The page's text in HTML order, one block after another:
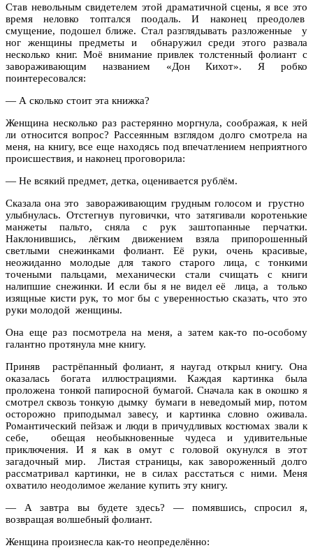
Став невольным свидетелем этой драматичной сцены, я все это
время неловко топтался поодаль. И наконец преодолев
смущение, подошел ближе. Стал разглядывать разложенные у
ног женщины предметы и обнаружил среди этого развала
несколько книг. Моё внимание привлек толстенный фолиант с
завораживающим названием «Дон Кихот». Я робко
поинтересовался:
— А сколько стоит эта книжка?
Женщина несколько раз растерянно моргнула, соображая, к ней
ли относится вопрос? Рассеянным взглядом долго смотрела на
меня, на книгу, все еще находясь под впечатлением неприятного
происшествия, и наконец проговорила:
— Не всякий предмет, детка, оценивается рублём.
Сказала она это завораживающим грудным голосом и грустно
улыбнулась. Отстегнув пуговички, что затягивали коротенькие
манжеты пальто, сняла с рук заштопанные перчатки.
Наклонившись, лёгким движением взяла припорошенный
светлыми снежинками фолиант. Её руки, очень красивые,
неожиданно молодые для такого старого лица, с тонкими
точеными пальцами, механически стали счищать с книги
налипшие снежинки. И если бы я не видел её лица, а только
изящные кисти рук, то мог бы с уверенностью сказать, что это
руки молодой женщины.
Она еще раз посмотрела на меня, а затем как-то по-особому
галантно протянула мне книгу.
Приняв растрёпанный фолиант, я наугад открыл книгу. Она
оказалась богата иллюстрациями. Каждая картинка была
проложена тонкой папиросной бумагой. Сначала как в окошко я
смотрел сквозь тонкую дымку бумаги в неведомый мир, потом
осторожно приподымал завесу, и картинка словно оживала.
Романтический пейзаж и люди в причудливых костюмах звали к
себе, обещая необыкновенные чудеса и удивительные
приключения. И я как в омут с головой окунулся в этот
загадочный мир. Листая страницы, как завороженный долго
рассматривал картинки, не в силах расстаться с ними. Меня
охватило неодолимое желание купить эту книгу.
— А завтра вы будете здесь? — помявшись, спросил я,
возвращая волшебный фолиант.
Женщина произнесла как-то неопределённо: